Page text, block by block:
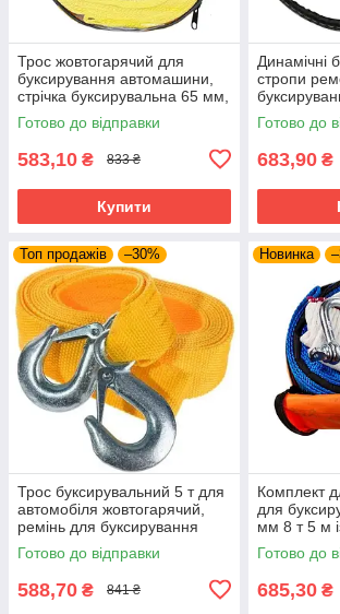
Трос жовтогарячий для
буксирування автомашини,
стрічка буксирувальна 65 мм,
з двома гаками
Готово до відправки
583,10 ₴ 833 ₴
Купити
Динамічні
стропи
петлями
Готово до
683,90 ₴
Топ продажів –30%
Трос буксирувальний 5 т для
автомобіля жовтогарячий,
ремінь для буксирування
авто 65 мм 4 м із двома
гаками
Готово до відправки
588,70 ₴ 841 ₴
Новинка
Комплект
для
мм 8 т 5 м
Готово до
685,30 ₴